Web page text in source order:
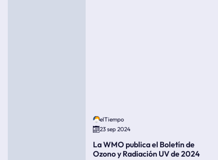
elTiempo
23 sep 2024
La WMO publica el Boletín de
Ozono y Radiación UV de 2024